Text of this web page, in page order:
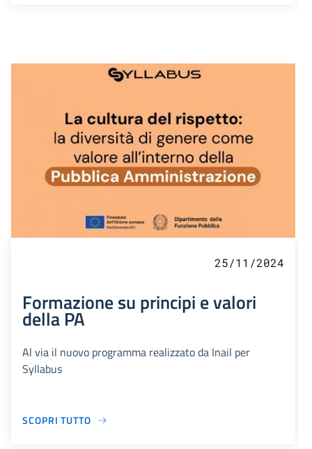
25/11/2024
Formazione su principi e valori
della PA
Al via il nuovo programma realizzato da Inail per
Syllabus
SCOPRI TUTTO